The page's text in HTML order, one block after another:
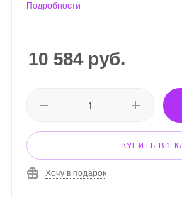
Подробности
10 584руб.
КУПИТЬ В 1
Хочу в подарок